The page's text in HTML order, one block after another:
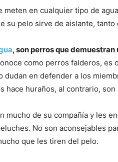
meten en cualquier tipo de
su pelo sirve de aislante,
, son perros que
como perros falderos, es
dudan en defender a los
hace huraños, al contrario,
mucho de su compañía y les
No son aconsejables
que les tiren del pelo.